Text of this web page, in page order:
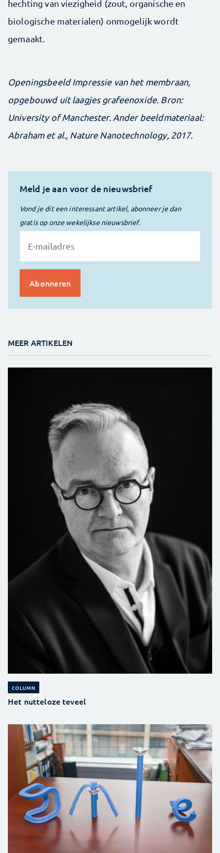
hechting van viezigheid (zout, organische en
biologische materialen) onmogelijk wordt
gemaakt.
Openingsbeeld Impressie van het membraan,
opgebouwd uit laagjes grafeenoxide. Bron:
University of Manchester. Ander beeldmateriaal:
Abraham et al., Nature Nanotechnology, 2017.
Meld je aan voor de nieuwsbrief
Vond je dit een interessant artikel, abonneer je dan
gratis op onze wekelijkse nieuwsbrief.
MEER ARTIKELEN
COLUMN
Het nutteloze teveel